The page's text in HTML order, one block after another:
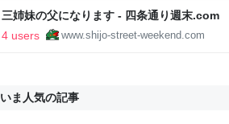
三姉妹の父になります - 四条通り週末.com
4 users
www.shijo-street-weekend.com
いま人気の記事